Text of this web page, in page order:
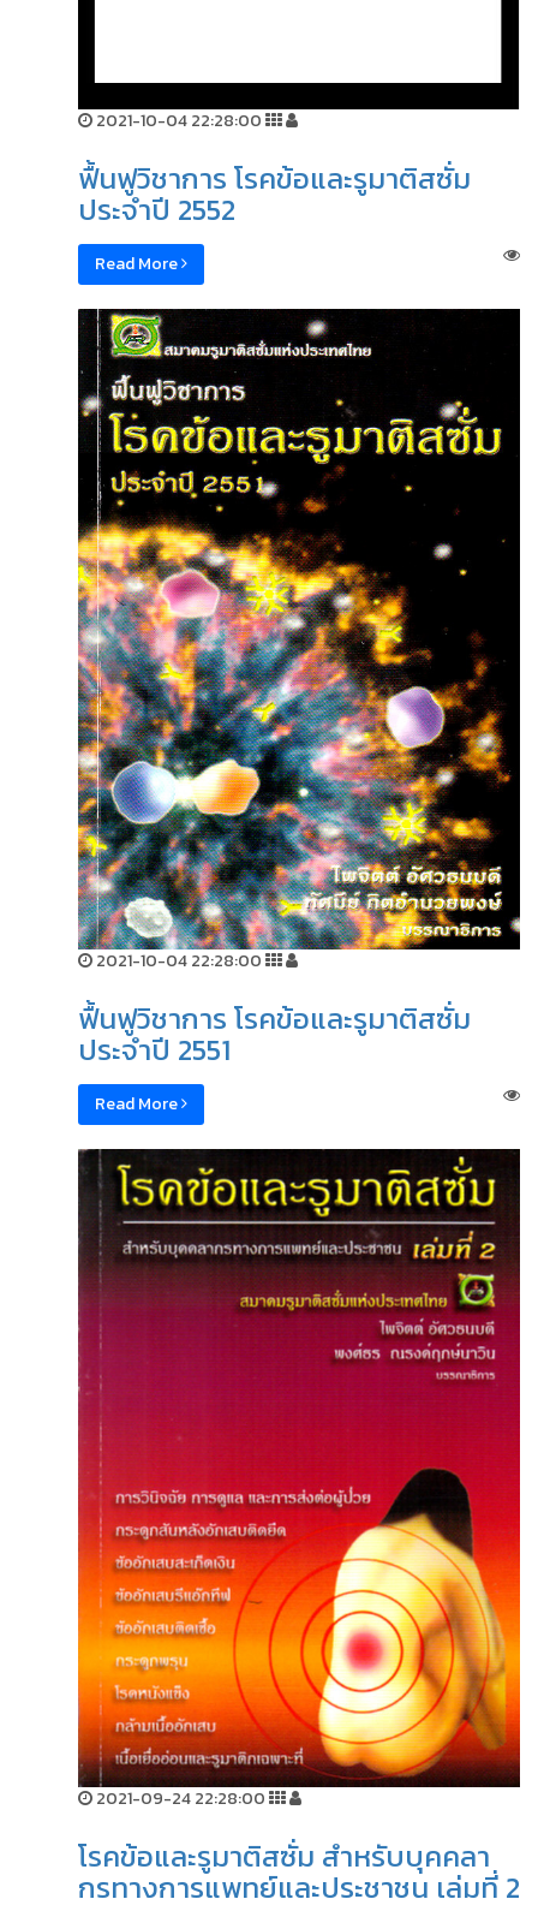
2021-10-04 22:28:00
ฟื้นฟูวิชาการ โรคข้อและรูมาติสซั่ม
ประจำปี 2552
Read More
2021-10-04 22:28:00
ฟื้นฟูวิชาการ โรคข้อและรูมาติสซั่ม
ประจำปี 2551
Read More
2021-09-24 22:28:00
โรคข้อและรูมาติสซั่ม สำหรับบุคคลา
กรทางการแพทย์และประชาชน เล่มที่ 2